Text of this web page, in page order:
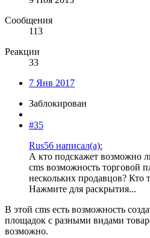
Сообщения
113
Реакции
33
7 Янв 2017
Заблокирован
#35
Rus56 написал(а):
А кто подскажет возможно
cms возможность торговой
нескольких продавцов? Кто
Нажмите для раскрытия...
В этой cms есть возможность
площадок с разными видами
возможно.